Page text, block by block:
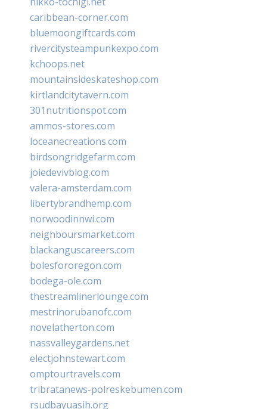
caribbean-corner.com
bluemoongiftcards.com
rivercitysteampunkexpo.com
kchoops.net
mountainsideskateshop.com
kirtlandcitytavern.com
301nutritionspot.com
ammos-stores.com
loceanecreations.com
birdsongridgefarm.com
joiedevivblog.com
valera-amsterdam.com
libertybrandhemp.com
norwoodinnwi.com
neighboursmarket.com
blackanguscareers.com
bolesfororegon.com
bodega-ole.com
thestreamlinerlounge.com
mestrinorubanofc.com
novelatherton.com
nassvalleygardens.net
electjohnstewart.com
omptourtravels.com
tribratanews-polreskebumen.com
rsudbayuasih.org